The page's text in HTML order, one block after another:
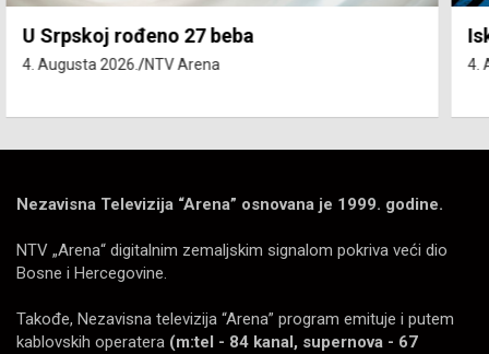
Isključenja vode – utorak 4. avgust
4. Augusta 2026. NTV Arena
Nezavisna Televizija “Arena” osnovana je 1999. godine.
NTV „Arena“ digitalnim zemaljskim signalom pokriva veći dio
Bosne i Hercegovine.
Takođe, Nezavisna televizija “Arena” program emituje i putem
kablovskih operatera (m:tel - 84 kanal, supernova - 67